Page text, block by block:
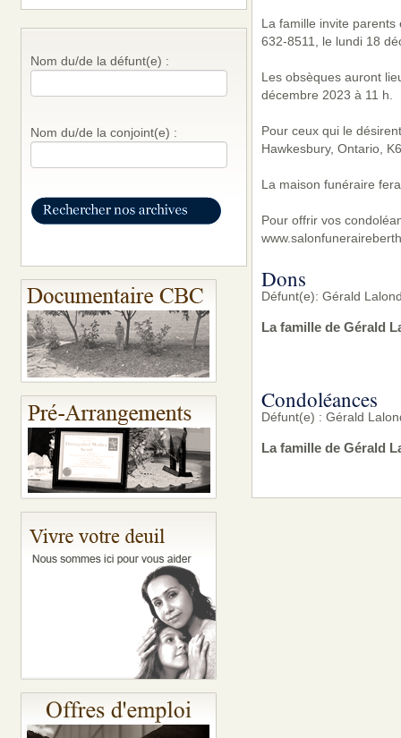
Nom du/de la défunt(e) :
Nom du/de la conjoint(e) :
La famille invite
632-8511, le lundi 18
Les obsèques auront
décembre 2023 à 11 h.
Pour ceux qui le
Hawkesbury, Ontario,
La maison funéraire
Pour offrir vos
Dons
Défunt(e): Gérald
La famille de Gérald
Condoléances
Défunt(e) : Gérald
La famille de Gérald